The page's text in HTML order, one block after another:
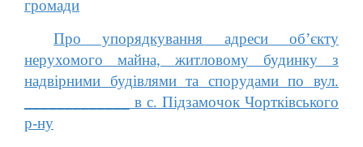
громади
Про упорядкування адреси об’єкту
нерухомого майна, житловому будинку з
надвірними будівлями та спорудами по вул.
_____________ в с. Підзамочок Чортківського
р-ну